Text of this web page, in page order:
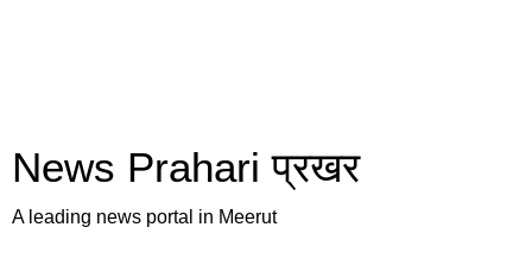
News Prahari प्रखर
A leading news portal in Meerut